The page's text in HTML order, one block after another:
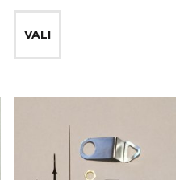
VALI
Sellel
varianti.
Valikuid
saab